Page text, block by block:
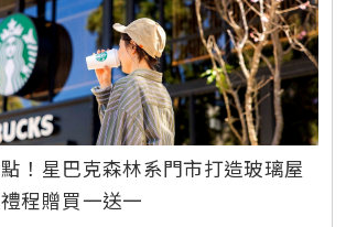
！星巴克森林系門市打造玻璃屋
程贈買一送一